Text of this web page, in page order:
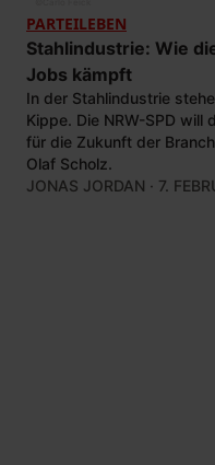
PARTEILEBEN
Stahlindustrie: Wie
Jobs kämpft
In der Stahlindustrie
Kippe. Die NRW-SPD will
für die Zukunft der
Olaf Scholz.
JONAS JORDAN · 7.